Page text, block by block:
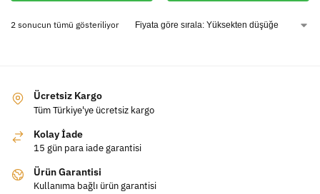
2 sonucun tümü gösteriliyor
Ücretsiz Kargo
Tüm Türkiye'ye ücretsiz kargo
Kolay İade
15 gün para iade garantisi
Ürün Garantisi
Kullanıma bağlı ürün garantisi